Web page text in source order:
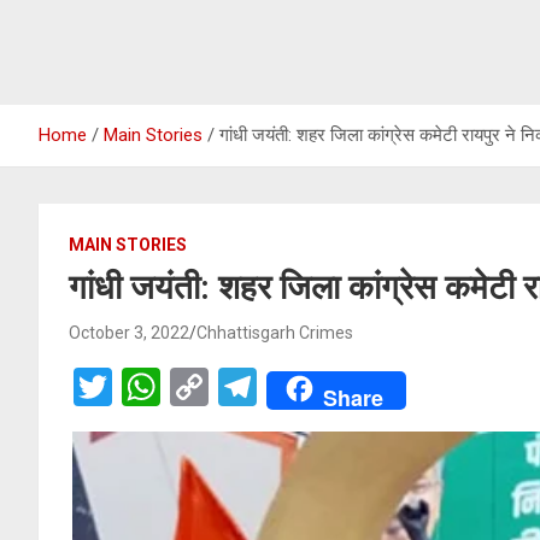
Home Main Stories गांधी जयंती: शहर जिला कांग्रेस कमेटी रायपुर ने
MAIN STORIES
गांधी जयंती: शहर जिला कांग्रेस कमेटी
October 3, 2022 Chhattisgarh Crimes
T
wi
W
h
at
s
C
o
Li
T
el
e
gr
Share